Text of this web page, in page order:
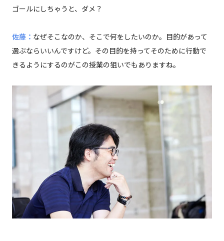
ゴールにしちゃうと、ダメ？
佐藤： なぜそこなのか、そこで何をしたいのか。目的があって
選ぶならいいんですけど。その目的を持ってそのために行動で
きるようにするのがこの授業の狙いでもありますね。